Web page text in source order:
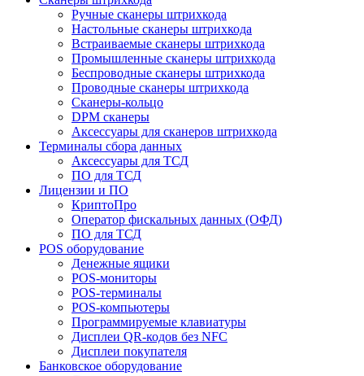
Ручные сканеры штрихкода
Настольные сканеры штрихкода
Встраиваемые сканеры штрихкода
Промышленные сканеры штрихкода
Беспроводные сканеры штрихкода
Проводные сканеры штрихкода
Сканеры-кольцо
DPM сканеры
Аксессуары для сканеров штрихкода
Терминалы сбора данных
Аксессуары для ТСД
ПО для ТСД
Лицензии и ПО
КриптоПро
Оператор фискальных данных (ОФД)
ПО для ТСД
POS оборудование
Денежные ящики
POS-мониторы
POS-терминалы
POS-компьютеры
Программируемые клавиатуры
Дисплеи QR-кодов без NFC
Дисплеи покупателя
Банковское оборудование